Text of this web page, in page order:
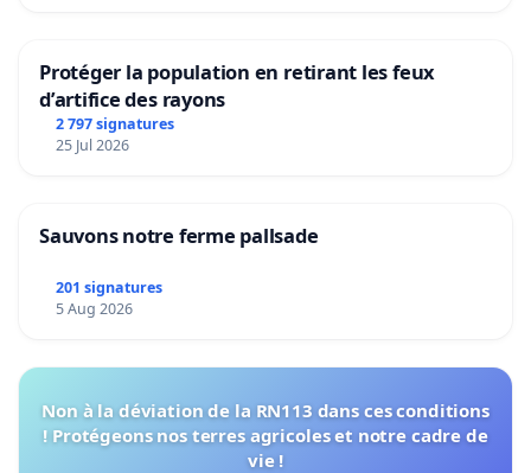
Protéger la population en retirant les feux
d’artifice des rayons
2 797 signatures
25 Jul 2026
Sauvons notre ferme pallsade
201 signatures
5 Aug 2026
Non à la déviation de la RN113 dans ces conditions
! Protégeons nos terres agricoles et notre cadre de
vie !